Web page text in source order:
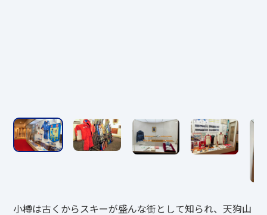
小樽は古くからスキーが盛んな街として知られ、天狗山